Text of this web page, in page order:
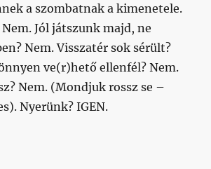
a szombatnak a kimenetele.
Nem. Jól játszunk majd, ne
Nem. Visszatér sok sérült?
ve(r)hető ellenfél? Nem.
Nem. (Mondjuk rossz se –
Nyerünk? IGEN.
hosszas beharangozás helyett”